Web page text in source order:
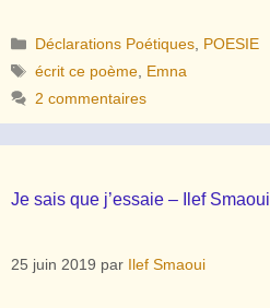
Catégories
Déclarations Poétiques POESIE
Étiquettes
écrit ce poème Emna
2 commentaires
Je sais que j’essaie – Ilef Smaoui
25 juin 2019 par Ilef Smaoui